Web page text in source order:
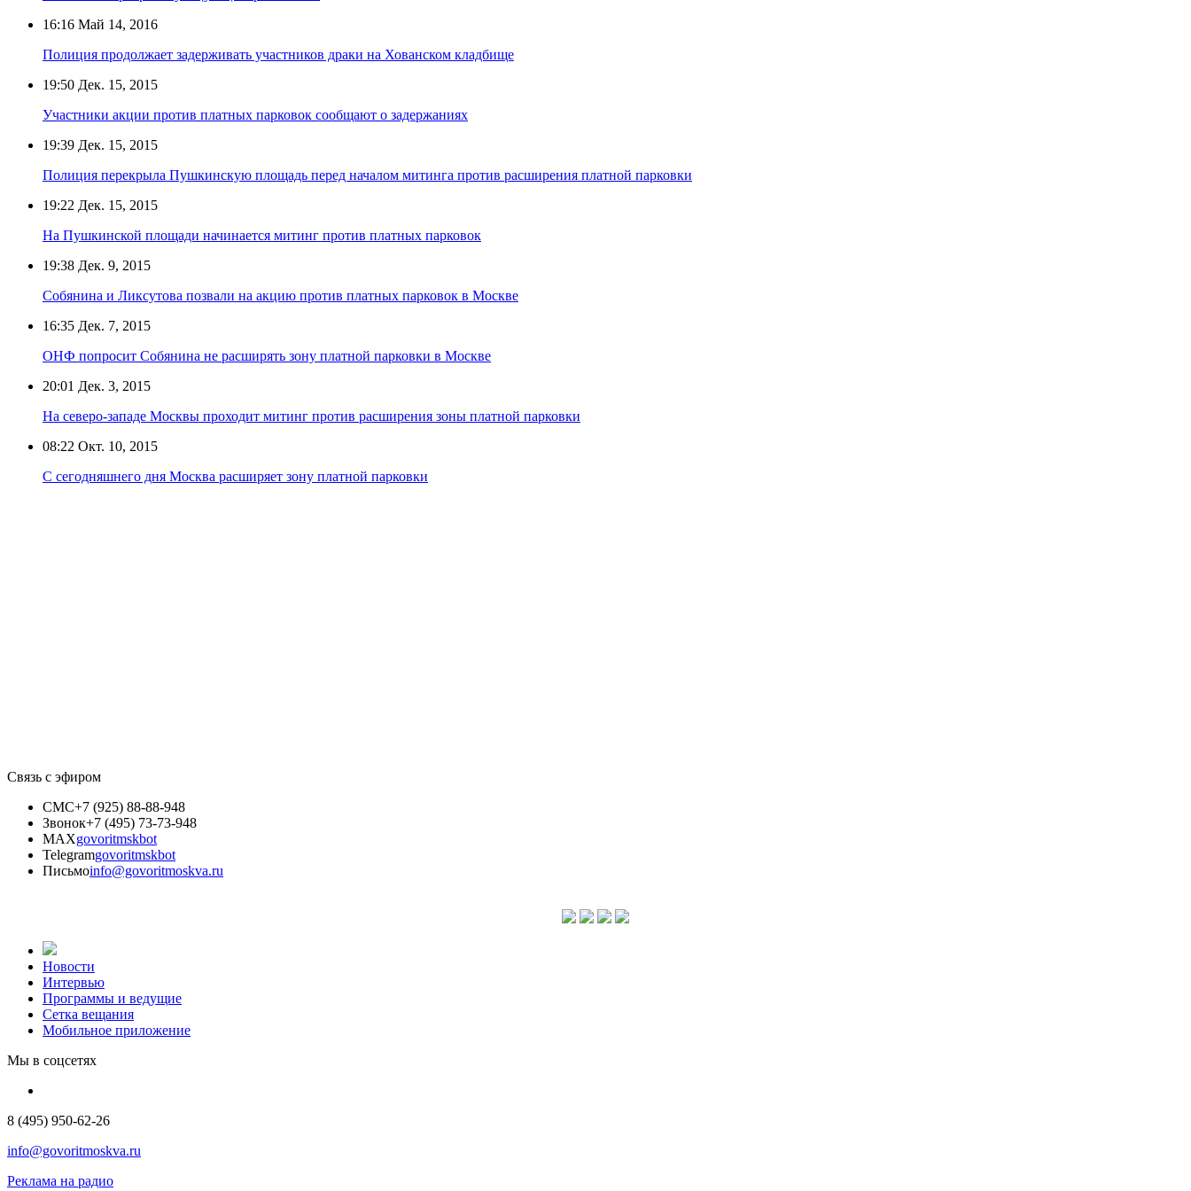
16:16 Май 14, 2016
Полиция продолжает задерживать участников драки на Хованском кладбище
19:50 Дек. 15, 2015
Участники акции против платных парковок сообщают о задержаниях
19:39 Дек. 15, 2015
Полиция перекрыла Пушкинскую площадь перед началом митинга против расширения платной парковки
19:22 Дек. 15, 2015
На Пушкинской площади начинается митинг против платных парковок
19:38 Дек. 9, 2015
Собянина и Ликсутова позвали на акцию против платных парковок в Москве
16:35 Дек. 7, 2015
ОНФ попросит Собянина не расширять зону платной парковки в Москве
20:01 Дек. 3, 2015
На северо-западе Москвы проходит митинг против расширения зоны платной парковки
08:22 Окт. 10, 2015
С сегодняшнего дня Москва расширяет зону платной парковки
Связь с эфиром
СМС+7 (925) 88-88-948
Звонок+7 (495) 73-73-948
MAXgovoritmskbot
Telegramgovoritmskbot
Письмоinfo@govoritmoskva.ru
Новости
Интервью
Программы и ведущие
Сетка вещания
Мобильное приложение
Мы в соцсетях
8 (495) 950-62-26
info@govoritmoskva.ru
Реклама на радио